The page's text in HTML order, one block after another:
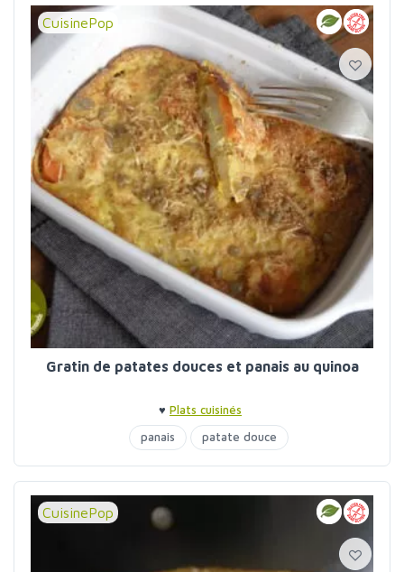
CuisinePop
Gratin de patates douces et panais au quinoa
♥ Plats cuisinés
panais
patate douce
CuisinePop